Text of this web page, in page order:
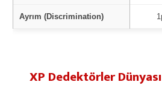
Ayrım (Discrimination)
XP Dedektörler